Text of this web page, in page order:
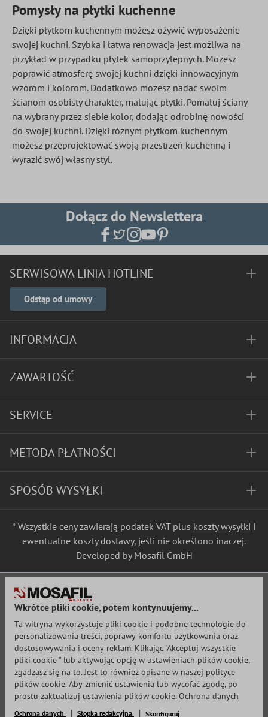
Pomysły na płytki kuchenne
Dzięki płytkom kuchennym możesz ożywić wyposażenie
swojej kuchni. Szybka i łatwa renowacja jest możliwa na
przykład w przypadku płytek samoprzylepnych. Możesz
poprawić atmosferę swojej kuchni dzięki innowacyjnym
wzorom i kolorom. Dodatkowo możesz nadać swoim
ścianom osobisty charakter, malując płytki. Pomaluj ściany
na wybrany przez siebie kolor, dodając odrobinę nowości
do swojej kuchni. Dzięki różnym płytkom kuchennym
możesz przeprojektować swoją przestrzeń kuchenną i
wyrazić swój własny styl.
Dołącz do Newslettera
SERWISOWA LINIA HOTLINE
Odstąp od umowy
INFORMACJA
ZAWARTOŚĆ
SERVICE
METODA PŁATNOŚCI
SPOSÓB WYSYŁKI
* Wszystkie ceny zawierają podatek VAT plus koszty wysyłki i
ewentualne koszty dostawy, jeśli nie określono inaczej.
Developed by Mosafil GmbH
Wkrótce pliki cookie, potem kontynuujemy...
Ta witryna wykorzystuje pliki cookie i podobne technologie do
personalizowania treści, poprawy komfortu użytkowania oraz
dostosowywania i oceny reklam. Klikając "Akceptuj wszystkie
pliki cookie " lub aktywując opcję w ustawieniach plików cookie,
zgadzasz się na to. Jest to również opisane w naszej polityce
plików cookie. Aby zmienić ustawienia lub wycofać zgodę, po
prostu zaktualizuj ustawienia plików cookie. Ochrona danych
Ochrona danych Stopka redakcyjna Skonfiguruj